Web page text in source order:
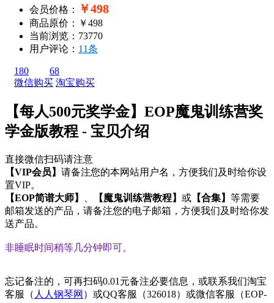
会员价格： ￥498
商品原价：￥498
当前浏览：73770
用户评论： 11条
180
68
微信购买 淘宝购买
【每人500元奖学金】EOP魔鬼训练营奖
学金版教程 - 宝贝介绍
直接微信扫码请注意
【VIP会员】 请备注您的本网站用户名 ，方便我们及时给你设
置VIP。
【EOP简谱大师】
【魔鬼训练营教程】 或 【合集】 等需要
邮箱发送的产品，请备注您的电子邮箱 ，方便我们及时给你发
送产品。
非睡眠时间稍等几分钟即可。
忘记备注的，可再扫码0.01元备注必要信息，或联系我们淘宝
客服（ 人人钢琴网 ）或QQ客服（326018）或微信客服（EOP-